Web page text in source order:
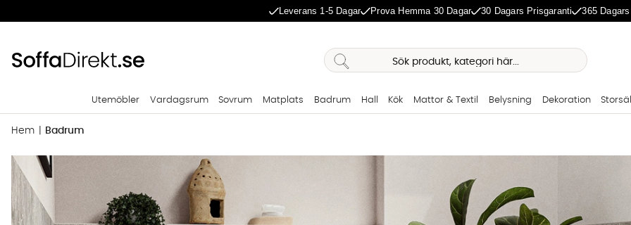
Leverans 1-5 Dagar Prova Hemma 30 Dagar 30 Dagars Prisgaranti 365
Utemöbler Vardagsrum Sovrum Matplats Badrum Hall Kök Mattor & Textil Belysning Dekoration
Hem Badrum